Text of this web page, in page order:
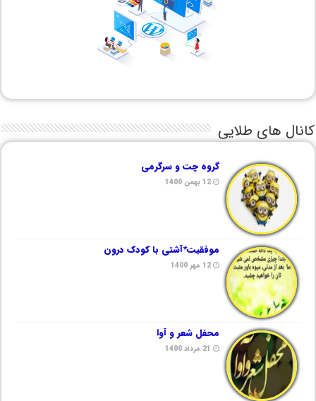
کانال های طلایی
گروه چت و سرگرمی
12 بهمن 1400
موفقیت*آشتی با کودک درون
12 مهر 1400
محفل شعر و آوا
21 مرداد 1400